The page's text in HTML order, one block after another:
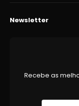
Newsletter
Recebe as